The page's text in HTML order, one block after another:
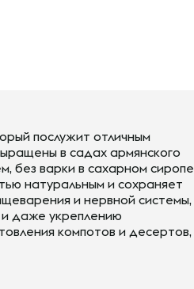
послужит отличным
в садах армянского
без варки в сахарном сиропе
натуральным и сохраняет
и нервной системы,
и даже укреплению
компотов и десертов,